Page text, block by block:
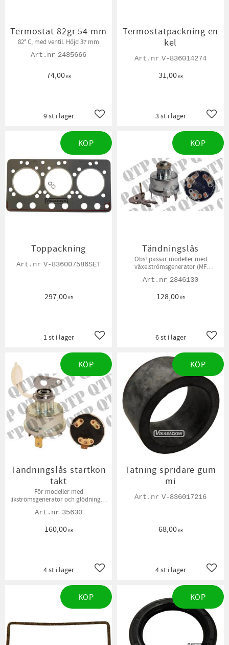
Termostat 82gr 54 mm
82° C, med ventil. Höjd 37 mm
2485666
74,00KR
Lägg till i favoriter
9 st i lager
Termostatpackning en
kel
V-836014274
31,00KR
3 st i lager
Toppackning
V-836007586SET
297,00KR
Lägg till i favoriter
1 st i lager
KÖP
Tändningslås
Obs! passar modeller med
växelströmsgenerator (MF
2846130
128,00KR
6 st i lager
KÖP
Tändningslås startkon
takt
För modeller med
likströmsgenerator och glödning, 3
35630
160,00KR
Lägg till i favoriter
4 st i lager
KÖP
Tätning spridare gum
mi
V-836017216
68,00KR
4 st i lager
KÖP
KÖP KÖP